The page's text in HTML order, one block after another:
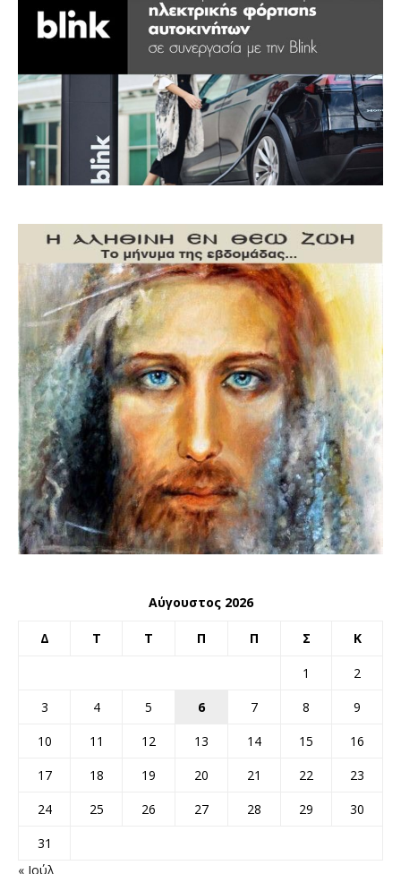
Αύγουστος 2026
Δ Τ Τ Π Π Σ Κ
1
2
3
4 5 6 7 8
9
10
11 12 13 14 15
16
17
18 19 20 21 22
23
24
25 26 27 28 29
30
31
« Ιούλ